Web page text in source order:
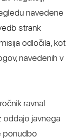
navedene
strank
odločila, kot
navedenih v
ravnal
oddajo javnega
ponudbo